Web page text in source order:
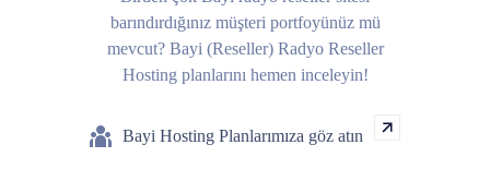
barındırdığınız müşteri portfoyünüz mü
mevcut? Bayi (Reseller) Radyo Reseller
Hosting planlarını hemen inceleyin!
Bayi Hosting Planlarımıza göz atın